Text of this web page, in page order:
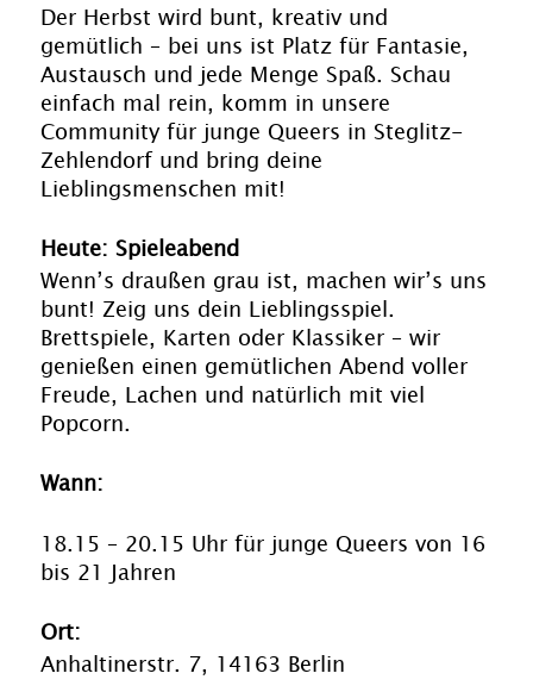
Der Herbst wird bunt, kreativ und
gemütlich – bei uns ist Platz für Fantasie,
Austausch und jede Menge Spaß. Schau
einfach mal rein, komm in unsere
Community für junge Queers in Steglitz-
Zehlendorf und bring deine
Lieblingsmenschen mit!
Heute: Spieleabend
Wenn’s draußen grau ist, machen wir’s uns
bunt! Zeig uns dein Lieblingsspiel.
Brettspiele, Karten oder Klassiker – wir
genießen einen gemütlichen Abend voller
Freude, Lachen und natürlich mit viel
Popcorn.
Wann:
18.15 – 20.15 Uhr für junge Queers von 16
bis 21 Jahren
Ort:
Anhaltinerstr. 7, 14163 Berlin